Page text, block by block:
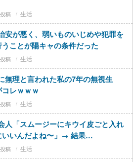
生活
安が悪く、弱いものいじめや犯罪を
ことが陽キャの条件だった
生活
無理と言われた私の7年の無視生
レｗｗｗ
生活
人「スムージーにキウイ皮ごと入れ
いいんだよね〜」→ 結果…
生活